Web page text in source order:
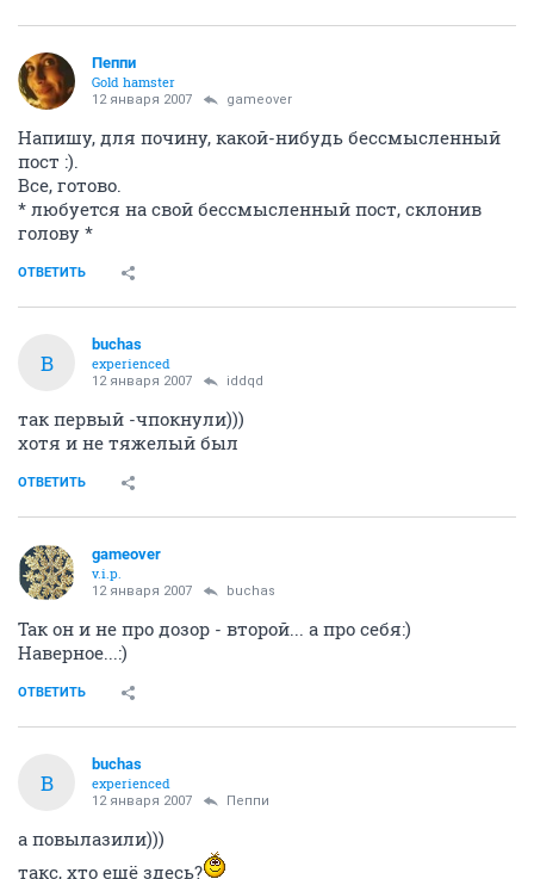
Пеппи
Gold hamster
12 января 2007 gameover
Напишу, для почину, какой-нибудь бессмысленный
пост :).
Все, готово.
* любуется на свой бессмысленный пост, склонив
голову *
ОТВЕТИТЬ
B
buchas
experienced
12 января 2007 iddqd
так первый -чпокнули)))
хотя и не тяжелый был
ОТВЕТИТЬ
gameover
v.i.p.
12 января 2007 buchas
Так он и не про дозор - второй... а про себя:)
Наверное...:)
ОТВЕТИТЬ
B
buchas
experienced
12 января 2007 Пеппи
а повылазили)))
такс, хто ещё здесь?